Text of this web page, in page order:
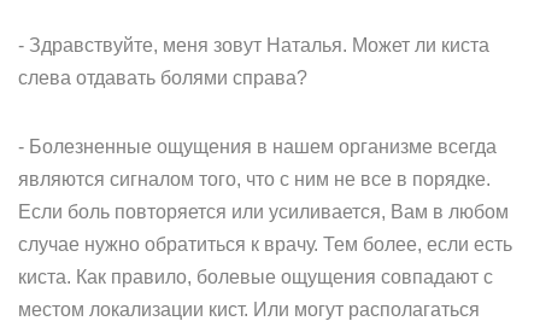
- Здравствуйте, меня зовут Наталья. Может ли киста
слева отдавать болями справа?
- Болезненные ощущения в нашем организме всегда
являются сигналом того, что с ним не все в порядке.
Если боль повторяется или усиливается, Вам в любом
случае нужно обратиться к врачу. Тем более, если есть
киста. Как правило, болевые ощущения совпадают с
местом локализации кист. Или могут располагаться